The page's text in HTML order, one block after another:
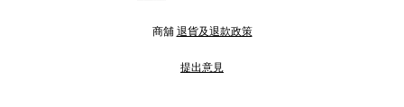
商舖 退貨及退款政策
提出意見